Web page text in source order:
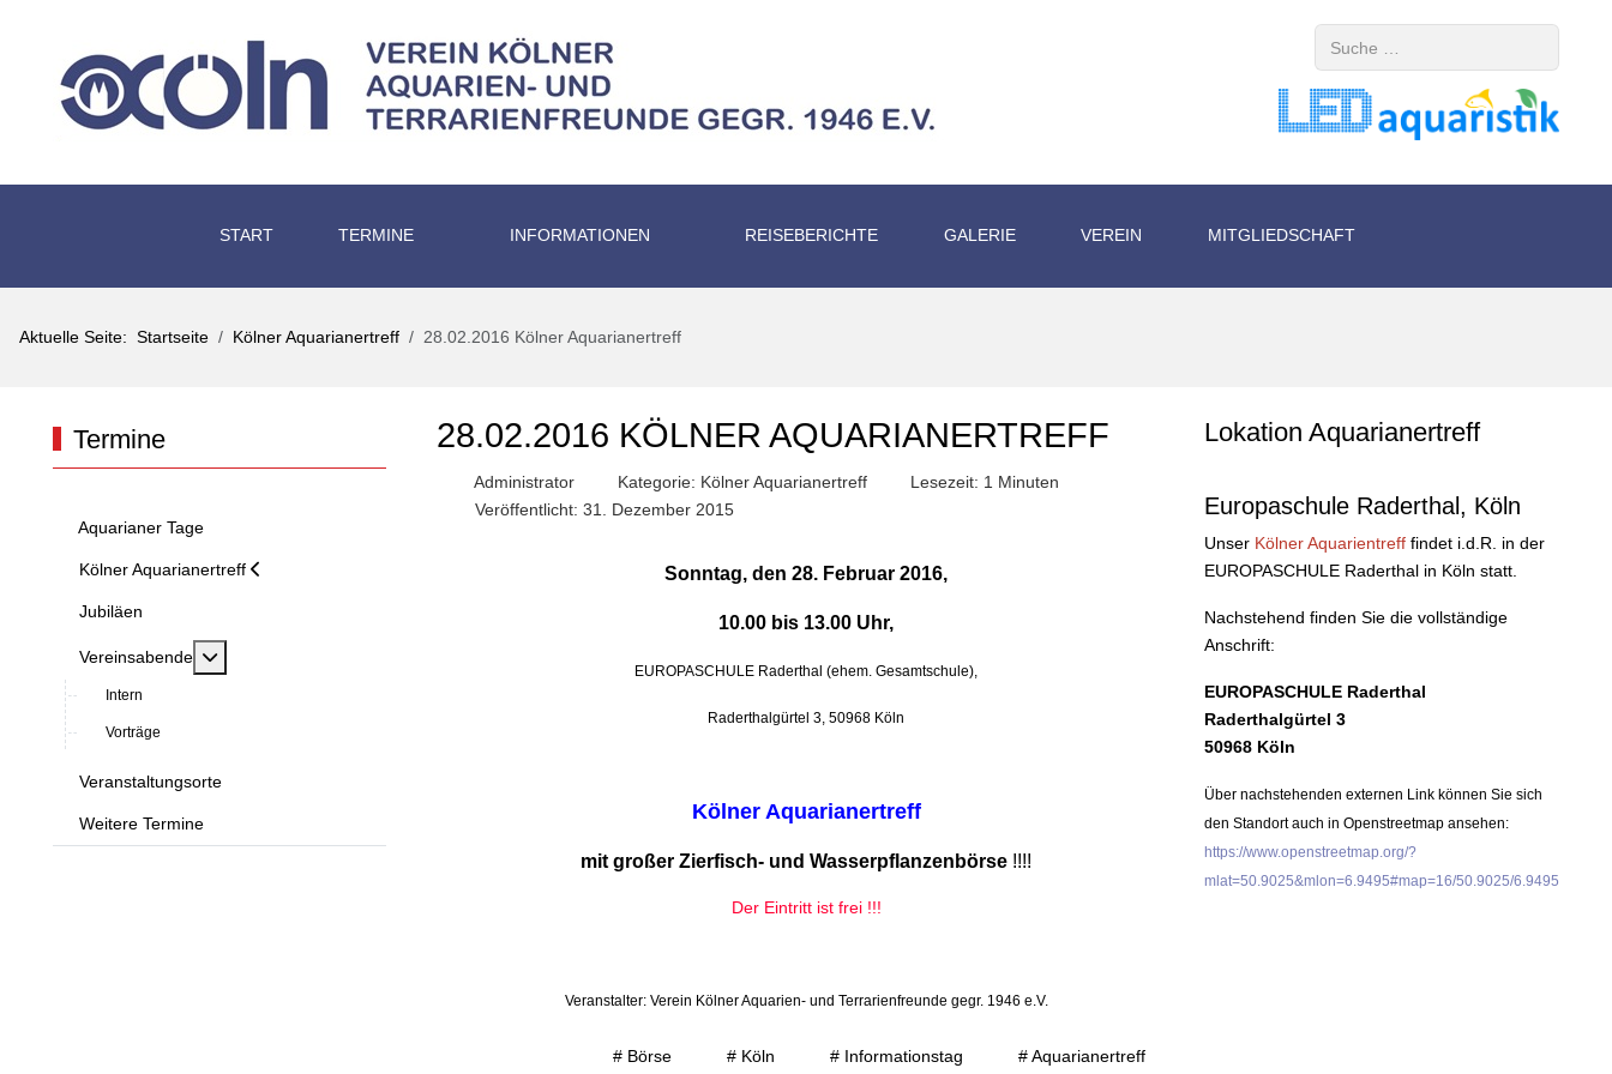
START TERMINE INFORMATIONEN REISEBERICHTE GALERIE VEREIN MITGLIEDSCHAFT
Aktuelle Seite: Startseite Kölner Aquarianertreff 28.02.2016 Kölner Aquarianertreff
Termine
Aquarianer Tage
Kölner Aquarianertreff
Jubiläen
Vereinsabende MOD_MENU_TOGGLE_SUBMENU_LABEL
Intern
Vorträge
Veranstaltungsorte
Weitere Termine
28.02.2016 KÖLNER AQUARIANERTREFF
Administrator Kategorie: Kölner Aquarianertreff
Lesezeit: 1 Minuten
Veröffentlicht: 31. Dezember 2015
Sonntag, den 28. Februar 2016,
10.00 bis 13.00 Uhr,
EUROPASCHULE Raderthal (ehem. Gesamtschule),
Raderthalgürtel 3, 50968 Köln
Kölner Aquarianertreff
mit großer Zierfisch- und Wasserpflanzenbörse !!!!
Der Eintritt ist frei !!!
Veranstalter: Verein Kölner Aquarien- und Terrarienfreunde gegr. 1946 e.V.
# Börse # Köln # Informationstag # Aquarianertreff
Lokation Aquarianertreff
Europaschule Raderthal, Köln
Unser Kölner Aquarientreff findet i.d.R. in der
EUROPASCHULE Raderthal in Köln statt.
Nachstehend finden Sie die vollständige
Anschrift:
EUROPASCHULE Raderthal
Raderthalgürtel 3
50968 Köln
Über nachstehenden externen Link können Sie sich
den Standort auch in Openstreetmap ansehen:
https://www.openstreetmap.org/?
mlat=50.9025&mlon=6.9495#map=16/50.9025/6.9495